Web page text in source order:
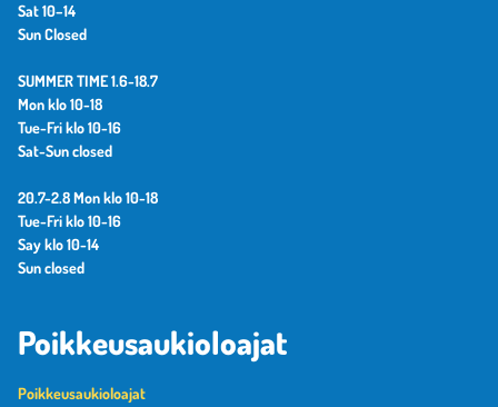
Sat 10–14
Sun Closed
SUMMER TIME 1.6-18.7
Mon klo 10-18
Tue-Fri klo 10-16
Sat-Sun closed
20.7-2.8 Mon klo 10-18
Tue-Fri klo 10-16
Say klo 10-14
Sun closed
Poikkeusaukioloajat
Poikkeusaukioloajat